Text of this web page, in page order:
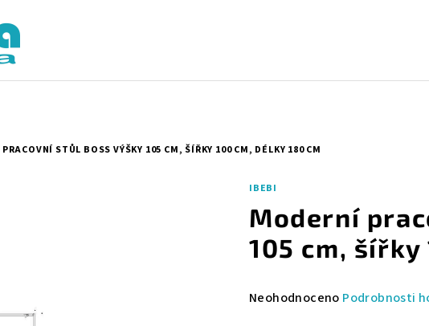
STŮL BOSS VÝŠKY 105 CM, ŠÍŘKY 100 CM, DÉLKY 180 CM
IBEBI
Moderní
105 cm, šířky
Průměrné
Neohodnoceno Podrobnosti